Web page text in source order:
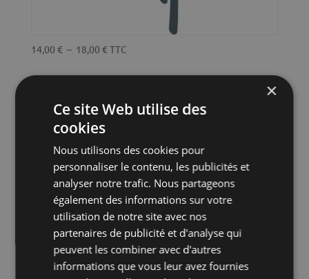
14,00 € – 18,00 €Plage
à
TTC
SERVICE BISTROT CERISE HERTZELE ×
Ce site Web utilise des
cookies
Nous utilisons des cookies pour
personnaliser le contenu, les publicités et
analyser notre trafic. Nous partageons
également des informations sur votre
utilisation de notre site avec nos
partenaires de publicité et d'analyse qui
peuvent les combiner avec d'autres
informations que vous leur avez fournies